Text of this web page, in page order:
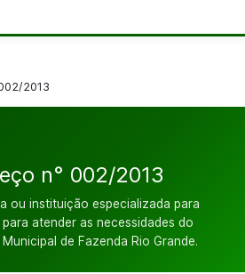
2013
n° 002/2013
ou instituição especializada para
atender as necessidades do
de Fazenda Rio Grande.